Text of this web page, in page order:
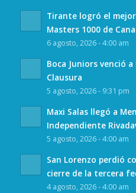
Tirante logró el
Masters 1000 de
6 agosto, 2026 - 4:00 am
Boca Juniors venció
Clausura
5 agosto, 2026 - 9:31 pm
Maxi Salas llegó a
Independiente
5 agosto, 2026 - 4:00 am
San Lorenzo perdió
cierre de la tercera
4 agosto, 2026 - 4:00 am